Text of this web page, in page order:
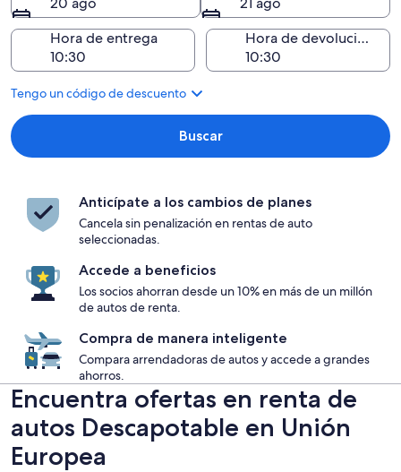
Hora de entrega
Hora de devolución
Tengo un código de descuento
Buscar
Anticípate a los cambios de planes
Cancela sin penalización en rentas de auto
seleccionadas.
Accede a beneficios
Los socios ahorran desde un 10% en más de un millón
de autos de renta.
Compra de manera inteligente
Compara arrendadoras de autos y accede a grandes
ahorros.
Encuentra ofertas en renta de
autos Descapotable en Unión
Europea